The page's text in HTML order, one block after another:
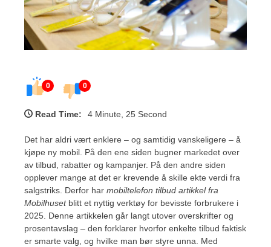
0 0
Read Time: 4 Minute, 25 Second
Det har aldri vært enklere – og samtidig vanskeligere – å
kjøpe ny mobil. På den ene siden bugner markedet over
av tilbud, rabatter og kampanjer. På den andre siden
opplever mange at det er krevende å skille ekte verdi fra
salgstriks. Derfor har mobiltelefon tilbud artikkel fra
Mobilhusetblitt et nyttig verktøy for bevisste forbrukere i
2025. Denne artikkelen går langt utover overskrifter og
prosentavslag – den forklarer hvorfor enkelte tilbud faktisk
er smarte valg, og hvilke man bør styre unna. Med